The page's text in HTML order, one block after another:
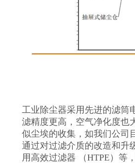
工业除尘器采用先进的滤筒
滤精度更高，空气净化度也
似尘埃的收集，如我们公司
通过对过滤介质的改造和升
用高效过滤器 （HTPE）等